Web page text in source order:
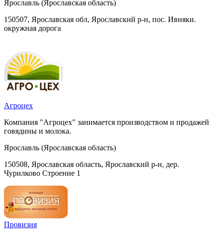
Ярославль (Ярославская область)
150507, Ярославская обл, Ярославский р-н, пос. Ивняки.
окружная дорога
Агроцех
Компания "Агроцех" занимается производством и продажей
говядины и молока.
Ярославль (Ярославская область)
150508, Ярославская область, Ярославский р-н, дер.
Чурилково Строение 1
Провизия